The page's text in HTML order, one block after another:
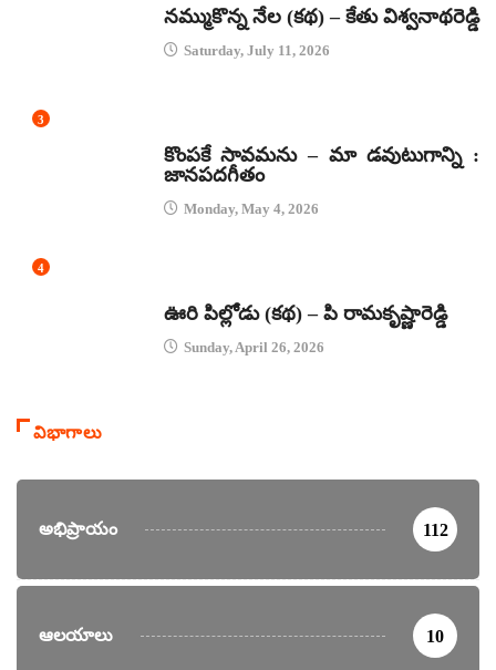
నమ్ముకొన్న నేల (కథ) – కేతు విశ్వనాథరెడ్డి
Saturday, July 11, 2026
3
కొంపకే సావమను – మా డవుటుగాన్ని :
జానపదగీతం
Monday, May 4, 2026
4
ఊరి పిల్లోడు (కథ) – పి రామకృష్ణారెడ్డి
Sunday, April 26, 2026
విభాగాలు
అభిప్రాయం 112
ఆలయాలు 10